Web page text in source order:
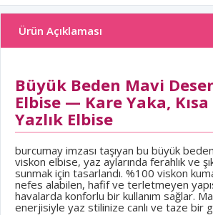
Ürün Açıklaması
Büyük Beden Mavi
Elbise — Kare Yaka,
Yazlık Elbise
burcumay imzası taşıyan bu büyük
viskon elbise, yaz aylarında ferahlık ve
sunmak için tasarlandı. %100 viskon
nefes alabilen, hafif ve terletmeyen
havalarda konforlu bir kullanım sağlar.
enerjisiyle yaz stilinize canlı ve taze bir